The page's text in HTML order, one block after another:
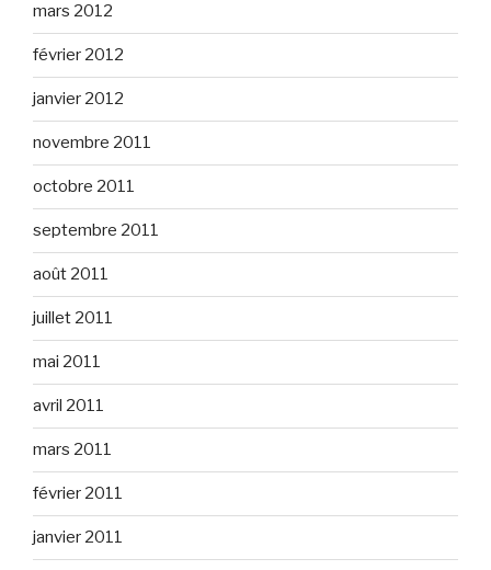
mars 2012
février 2012
janvier 2012
novembre 2011
octobre 2011
septembre 2011
août 2011
juillet 2011
mai 2011
avril 2011
mars 2011
février 2011
janvier 2011